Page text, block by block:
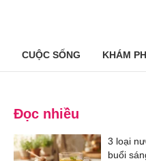
CUỘC SỐNG KHÁM
Đọc nhiều
3 loại
buổi